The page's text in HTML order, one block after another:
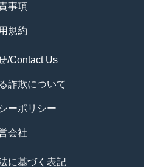
事項
規約
/Contact Us
詐欺について
ーポリシー
会社
に基づく表記